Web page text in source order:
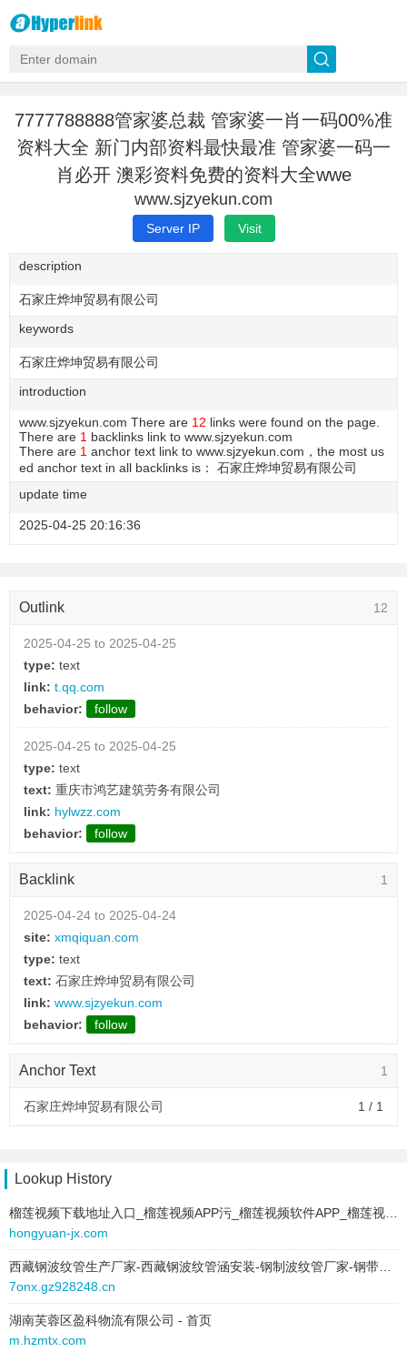
7777788888管家婆总裁 管家婆一肖一码00%准
资料大全 新门内部资料最快最准 管家婆一码一
肖必开 澳彩资料免费的资料大全wwe
www.sjzyekun.com
Server IP Visit
description
石家庄烨坤贸易有限公司
keywords
石家庄烨坤贸易有限公司
introduction
www.sjzyekun.com There are 12 links were found on the page.
There are 1 backlinks link to www.sjzyekun.com
There are 1 anchor text link to www.sjzyekun.com，the most us
ed anchor text in all backlinks is： 石家庄烨坤贸易有限公司
update time
2025-04-25 20:16:36
12
Outlink
2025-04-25 to 2025-04-25
type: text
link: t.qq.com
behavior:
follow
2025-04-25 to 2025-04-25
type: text
text: 重庆市鸿艺建筑劳务有限公司
link: hylwzz.com
behavior:
follow
2025-04-25 to 2025-04-25
text: 青岛世纪鼎创网络科技有限公司
link: www.alltong360.net
behavior:
2025-04-25 to 2025-04-25
type:
text
link: www.sxhuhui.com
behavior:
follow
2025-04-25 to 2025-04-25
type: text
text: 湖北唐湾科技有限公司
1
Backlink
2025-04-24 to 2025-04-24
site: xmqiquan.com
type: text
text: 石家庄烨坤贸易有限公司
link: www.sjzyekun.com
behavior:
follow
1
Anchor Text
石家庄烨坤贸易有限公司 1 / 1
Lookup History
hongyuan-jx.com
7onx.gz928248.cn
湖南芙蓉区盈科物流有限公司 - 首页
m.hzmtx.com